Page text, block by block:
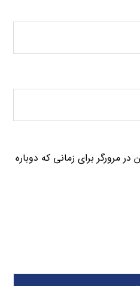
مرورگر برای زمانی که دوباره